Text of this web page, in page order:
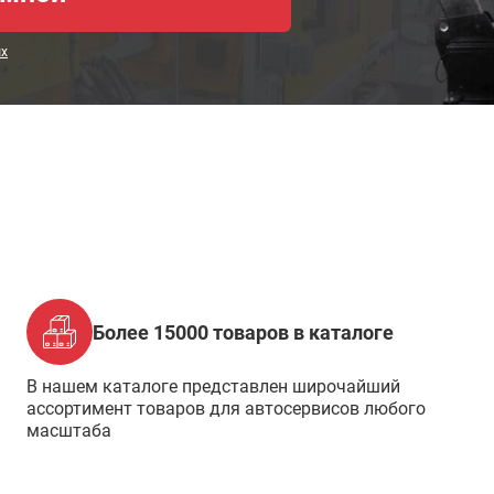
Более 15000 товаров в каталоге
В нашем каталоге представлен широчайший
ассортимент товаров для автосервисов любого
масштаба